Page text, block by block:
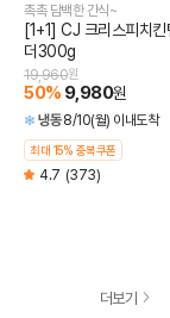
촉촉 담백한 간식~
[1+1] CJ 크리스피치킨
더300g
50% 9,980원
19,960원
냉동 8/10(월) 이내도착
최대 15% 중복쿠폰
4.7 (373)
더보기